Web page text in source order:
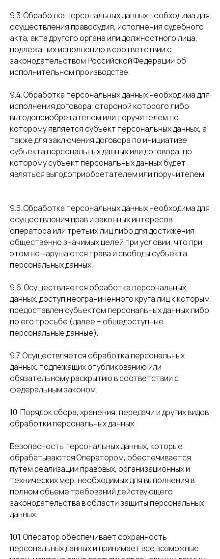
9.3. Обработка персональных данных необходима для
осуществления правосудия, исполнения судебного
акта, акта другого органа или должностного лица,
подлежащих исполнению в соответствии с
законодательством Российской Федерации об
исполнительном производстве.
9.4. Обработка персональных данных необходима для
исполнения договора, стороной которого либо
выгодоприобретателем или поручителем по
которому является субъект персональных данных, а
также для заключения договора по инициативе
субъекта персональных данных или договора, по
которому субъект персональных данных будет
являться выгодоприобретателем или поручителем.
9.5. Обработка персональных данных необходима для
осуществления прав и законных интересов
оператора или третьих лиц либо для достижения
общественно значимых целей при условии, что при
этом не нарушаются права и свободы субъекта
персональных данных.
9.6. Осуществляется обработка персональных
данных, доступ неограниченного круга лиц к которым
предоставлен субъектом персональных данных либо
по его просьбе (далее – общедоступные
персональные данные).
9.7. Осуществляется обработка персональных
данных, подлежащих опубликованию или
обязательному раскрытию в соответствии с
федеральным законом.
10. Порядок сбора, хранения, передачи и других видов
обработки персональных данных
Безопасность персональных данных, которые
обрабатываются Оператором, обеспечивается
путем реализации правовых, организационных и
технических мер, необходимых для выполнения в
полном объеме требований действующего
законодательства в области защиты персональных
данных.
10.1. Оператор обеспечивает сохранность
персональных данных и принимает все возможные